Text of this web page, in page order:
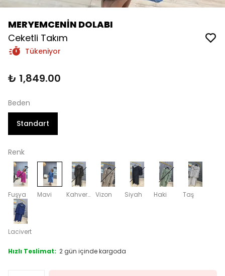
MERYEMCENİN DOLABI
Ceketli Takım
Tükeniyor
₺ 1,849.00
Beden
Standart
Renk
Fuşya Mavi Kahverengi Vizon Siyah Haki Taş
Lacivert
Hızlı Teslimat: 2 gün içinde kargoda